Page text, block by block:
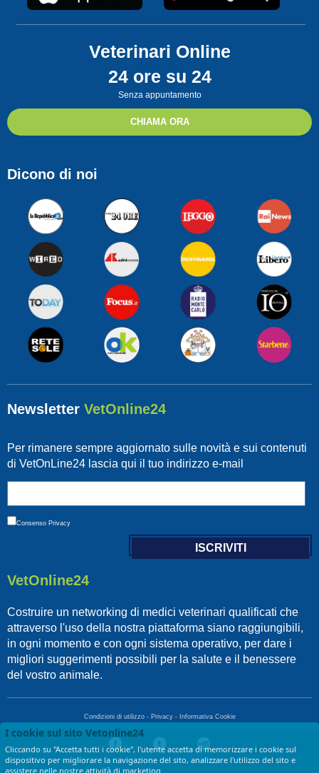
Veterinari Online
24 ore su 24
Senza appuntamento
CHIAMA ORA
Dicono di noi
Newsletter VetOnline24
Per rimanere sempre aggiornato sulle novità e sui contenuti
di VetOnLine24 lascia qui il tuo indirizzo e-mail
Consenso Privacy
VetOnline24
Costruire un networking di medici veterinari qualificati che
attraverso l'uso della nostra piattaforma siano raggiungibili,
in ogni momento e con ogni sistema operativo, per dare i
migliori suggerimenti possibili per la salute e il benessere
del vostro animale.
Condizioni di utilizzo- Privacy- Informativa Cookie
Copyright © 2017 VetOnLine24 - di LGF srl - P.IVA 13674721009
I cookie sul sito Vetonline24
Cliccando su "Accetta tutti i cookie", l'utente accetta di memorizzare i cookie sul
dispositivo per migliorare la navigazione del sito, analizzare l'utilizzo del sito e
assistere nelle nostre attività di marketing.